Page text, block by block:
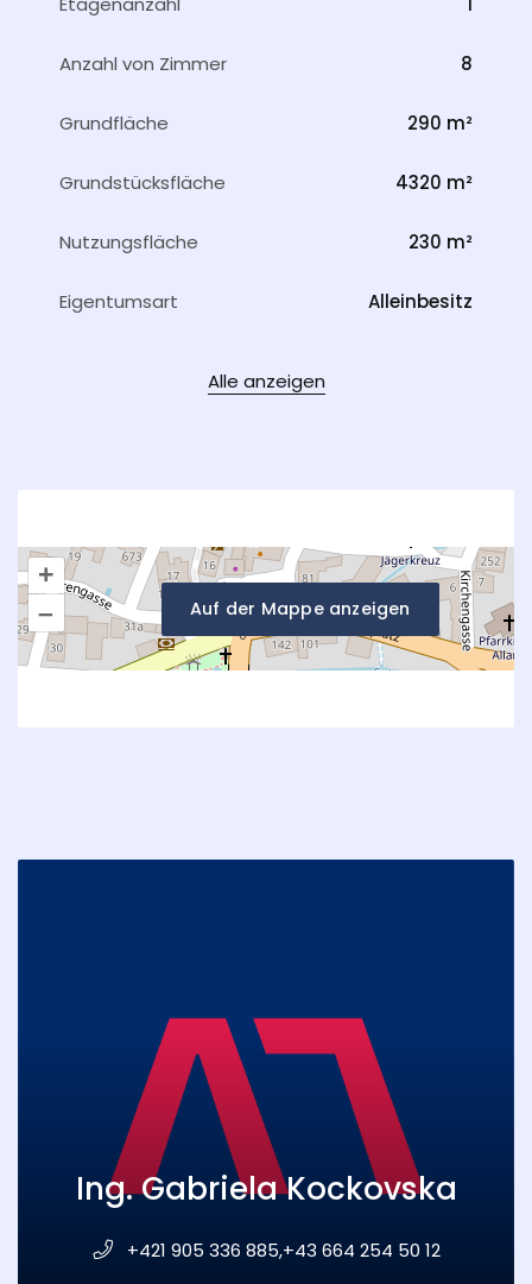
Anzahl von Zimmer 8
Grundfläche 290 m²
Grundstücksfläche 4320 m²
Nutzungsfläche 230 m²
Eigentumsart Alleinbesitz
Alle anzeigen
Auf der Mappe anzeigen
+
–
Ing. Gabriela Kockovska
+421 905 336 885,+43 664 254 50 12